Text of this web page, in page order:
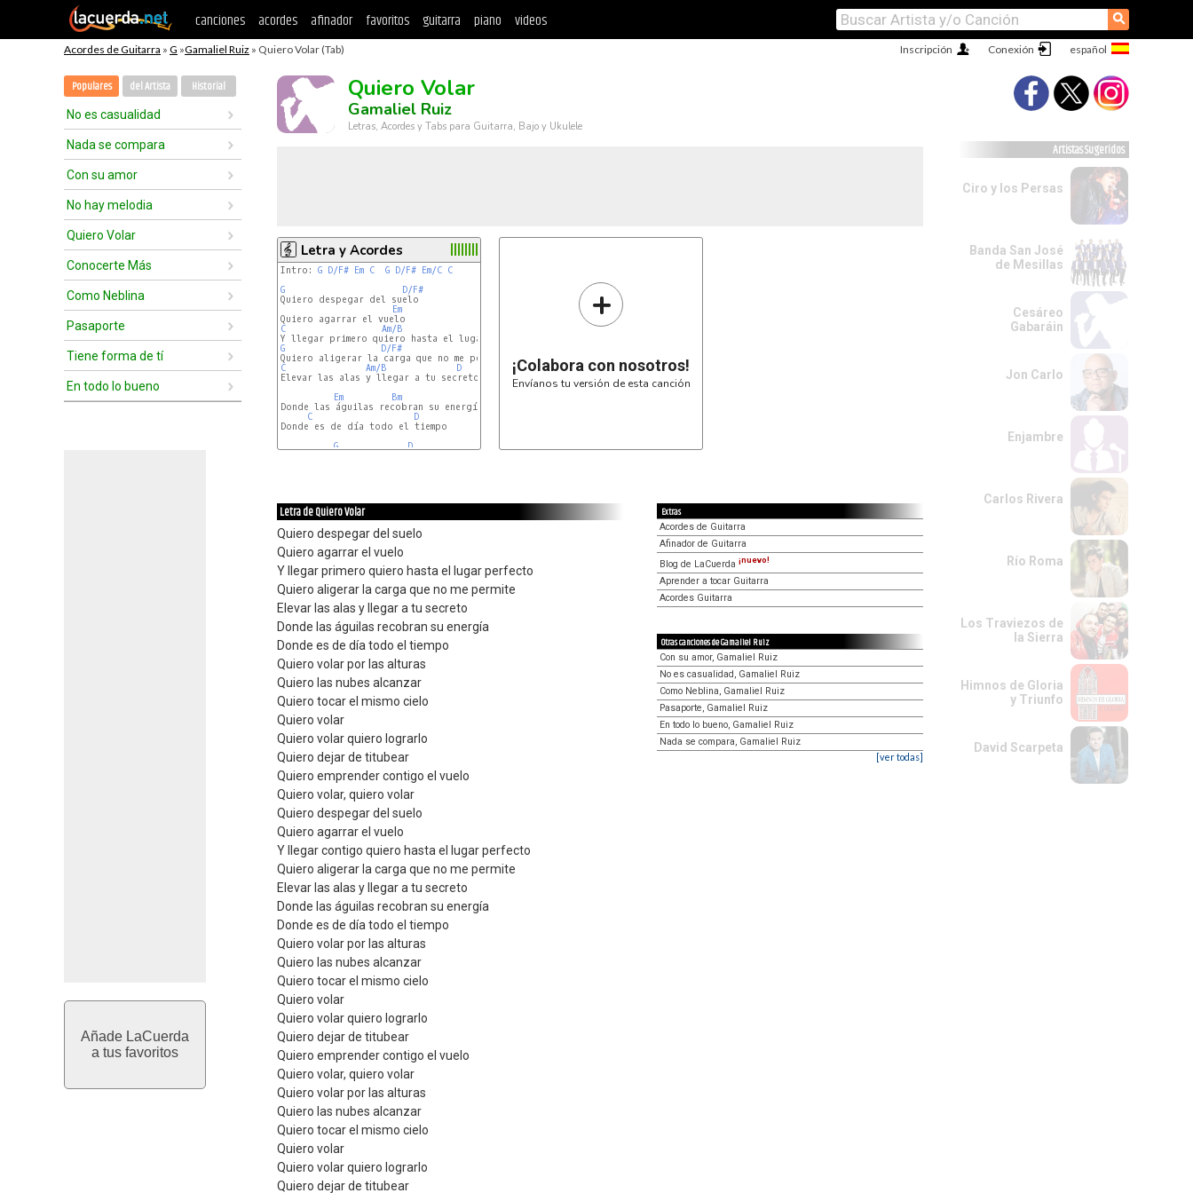
canciones acordes afinador favoritos guitarra piano videos ⚲
Acordes de Guitarra » G »Gamaliel Ruiz » Quiero Volar (Tab) Conexión
Inscripción
Populares del Artista Historial
No es casualidad
Nada se compara
Con su amor
No hay melodia
Quiero Volar
Conocerte Más
Como Neblina
Pasaporte
Tiene forma de tí
En todo lo bueno
Añade LaCuerda
a tus favoritos
Quiero Volar
Gamaliel Ruiz
Letras, Acordes y Tabs para Guitarra, Bajo y Ukulele
Letra y Acordes
Intro: G D/F# Em C G D/F# Em/C C
G
D/F#
Quiero despegar del suelo
Em
C
Am/B
G
D/F#
C
Am/B
D
Elevar las alas y llegar a tu secreto
Em
Bm
Donde las águilas recobran su energía
C
D
Donde es de día todo el tiempo
G
D
+
¡Colabora con nosotros!
Envíanos tu versión de esta canción
Letra de Quiero Volar
Quiero despegar del suelo
Quiero agarrar el vuelo
Y llegar primero quiero hasta el lugar perfecto
Quiero aligerar la carga que no me permite
Elevar las alas y llegar a tu secreto
Donde las águilas recobran su energía
Donde es de día todo el tiempo
Quiero volar por las alturas
Quiero las nubes alcanzar
Quiero tocar el mismo cielo
Quiero volar
Quiero volar quiero lograrlo
Quiero dejar de titubear
Quiero emprender contigo el vuelo
Quiero volar, quiero volar
Quiero despegar del suelo
Quiero agarrar el vuelo
Y llegar contigo quiero hasta el lugar perfecto
Quiero aligerar la carga que no me permite
Elevar las alas y llegar a tu secreto
Donde las águilas recobran su energía
Donde es de día todo el tiempo
Quiero volar por las alturas
Quiero las nubes alcanzar
Quiero tocar el mismo cielo
Quiero volar
Quiero volar quiero lograrlo
Quiero dejar de titubear
Quiero emprender contigo el vuelo
Quiero volar, quiero volar
Quiero volar por las alturas
Quiero las nubes alcanzar
Quiero tocar el mismo cielo
Quiero volar
Quiero volar quiero lograrlo
Quiero dejar de titubear
Extras
Acordes de Guitarra
Afinador de Guitarra
Blog de LaCuerda ¡nuevo!
Aprender a tocar Guitarra
Acordes Guitarra
Otras canciones de Gamaliel Ruiz
Con su amor, Gamaliel Ruiz
No es casualidad, Gamaliel Ruiz
Como Neblina, Gamaliel Ruiz
Pasaporte, Gamaliel Ruiz
En todo lo bueno, Gamaliel Ruiz
Nada se compara, Gamaliel Ruiz
[ver todas]
Artistas Sugeridos
Ciro y los Persas
Banda San José
de Mesillas
Cesáreo
Gabaráin
Jon Carlo
Enjambre
Carlos Rivera
Río Roma
Los Traviezos de
la Sierra
Himnos de Gloria
y Triunfo
David Scarpeta